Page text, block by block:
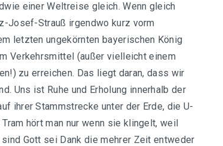
einer Weltreise gleich. Wenn gleich
Josef-Strauß irgendwo kurz vorm
letzten ungekörnten bayerischen König
Verkehrsmittel (außer vielleicht einem
zu erreichen. Das liegt daran, dass wir
Uns ist Ruhe und Erholung innerhalb der
ihrer Stammstrecke unter der Erde, die U-
hört man nur wenn sie klingelt, weil
Gott sei Dank die mehrer Zeit entweder